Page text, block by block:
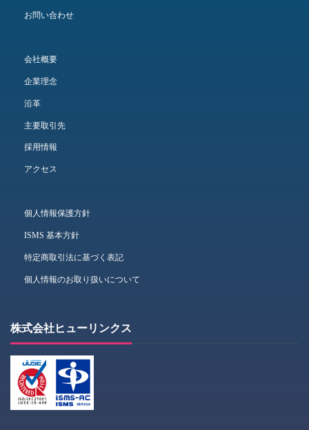
お問い合わせ
会社概要
企業理念
沿革
主要取引先
採用情報
アクセス
個人情報保護方針
ISMS 基本方針
特定商取引法に基づく表記
個人情報のお取り扱いについて
株式会社ヒューリンクス